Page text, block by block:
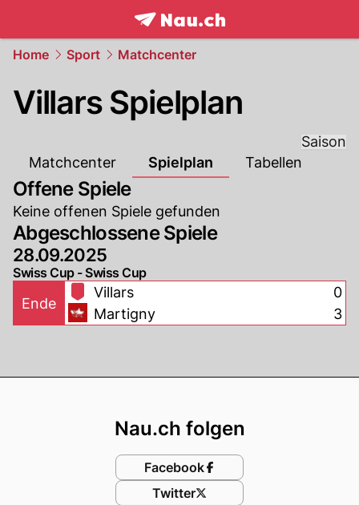
frontpage.NAU.ch
Home Sport Matchcenter
Villars Spielplan
Saison
Matchcenter
Spielplan Tabellen
Offene Spiele
Keine offenen Spiele gefunden
Abgeschlossene Spiele
28.09.2025
Swiss Cup - Swiss Cup
Ende
Villars
Martigny
0
3
Nau.ch folgen
Facebook
Twitter